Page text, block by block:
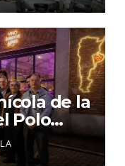
de la
Polo